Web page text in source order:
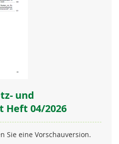
und
Heft 04/2026
Sie eine Vorschauversion.